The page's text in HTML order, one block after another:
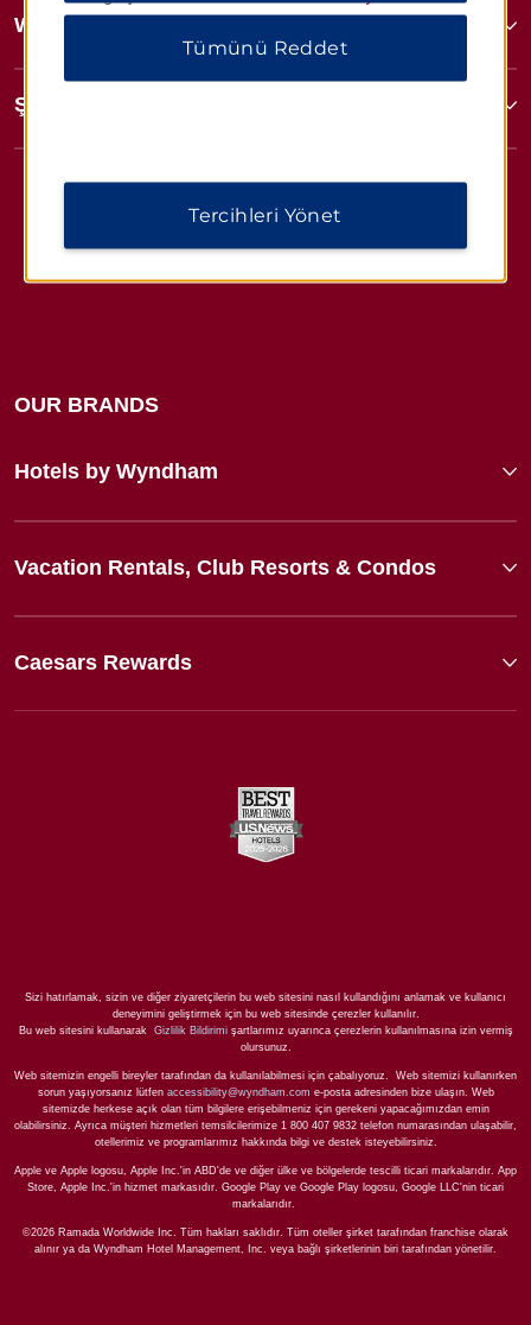
Wyndham İşletmeleri
Şartlar ve Politikalar
OUR BRANDS
Hotels by Wyndham
Vacation Rentals, Club Resorts & Condos
Caesars Rewards
Sizi hatırlamak, sizin ve diğer ziyaretçilerin bu web sitesini nasıl kullandığını anlamak ve kullanıcı
deneyimini geliştirmek için bu web sitesinde çerezler kullanılır.
Bu web sitesini kullanarak Gizlilik Bildirimişartlarımız uyarınca çerezlerin kullanılmasına izin vermiş
olursunuz.
Web sitemizin engelli bireyler tarafından da kullanılabilmesi için çabalıyoruz. Web sitemizi kullanırken
sorun yaşıyorsanız lütfen accessibility@wyndham.com e-posta adresinden bize ulaşın. Web
sitemizde herkese açık olan tüm bilgilere erişebilmeniz için gerekeni yapacağımızdan emin
olabilirsiniz. Ayrıca müşteri hizmetleri temsilcilerimize 1 800 407 9832 telefon numarasından ulaşabilir,
otellerimiz ve programlarımız hakkında bilgi ve destek isteyebilirsiniz.
Apple ve Apple logosu, Apple Inc.'in ABD'de ve diğer ülke ve bölgelerde tescilli ticari markalarıdır. App
Store, Apple Inc.'in hizmet markasıdır. Google Play ve Google Play logosu, Google LLC'nin ticari
markalarıdır.
©2026 Ramada Worldwide Inc. Tüm hakları saklıdır. Tüm oteller şirket tarafından franchise olarak
alınır ya da Wyndham Hotel Management, Inc. veya bağlı şirketlerinin biri tarafından yönetilir.
Tümünü Reddet
Tercihleri Yönet